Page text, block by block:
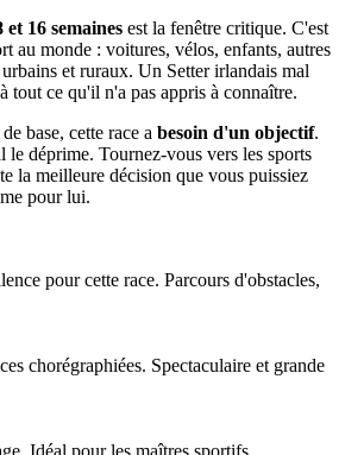
16 semaines est la fenêtre critique. C'est
au monde : voitures, vélos, enfants, autres
et ruraux. Un Setter irlandais mal
tout ce qu'il n'a pas appris à connaître.
base, cette race a besoin d'un objectif.
le déprime. Tournez-vous vers les sports
la meilleure décision que vous puissiez
pour lui.
pour cette race. Parcours d'obstacles,
chorégraphiées. Spectaculaire et grande